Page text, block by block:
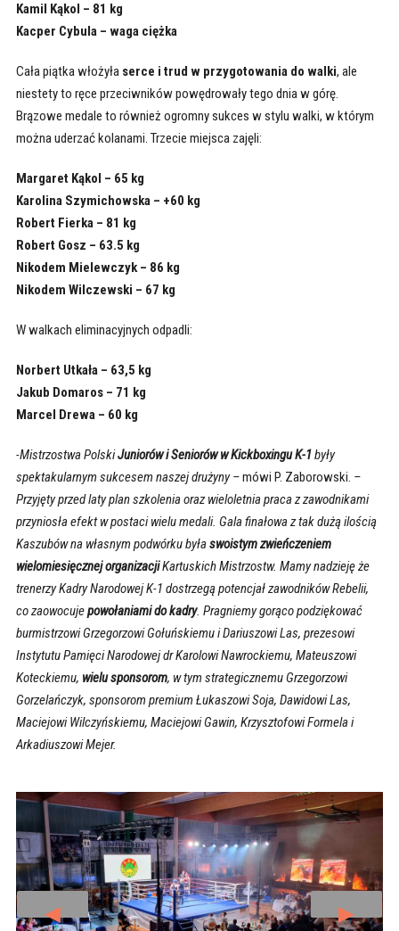
Kamil Kąkol – 81 kg
Kacper Cybula – waga ciężka
Cała piątka włożyła serce i trud w przygotowania do walki, ale
niestety to ręce przeciwników powędrowały tego dnia w górę.
Brązowe medale to również ogromny sukces w stylu walki, w którym
można uderzać kolanami. Trzecie miejsca zajęli:
Margaret Kąkol – 65 kg
Karolina Szymichowska – +60 kg
Robert Fierka – 81 kg
Robert Gosz – 63.5 kg
Nikodem Mielewczyk – 86 kg
Nikodem Wilczewski – 67 kg
W walkach eliminacyjnych odpadli:
Norbert Utkała – 63,5 kg
Jakub Domaros – 71 kg
Marcel Drewa – 60 kg
-Mistrzostwa PolskiJuniorów i Seniorów w Kickboxingu K-1były
spektakularnym sukcesem naszej drużyny –mówi P. Zaborowski. –
Przyjęty przed laty plan szkolenia oraz wieloletnia praca z zawodnikami
przyniosła efekt w postaci wielu medali. Gala finałowa z tak dużą ilością
Kaszubów na własnym podwórku byłaswoistym zwieńczeniem
wielomiesięcznej organizacjiKartuskich Mistrzostw. Mamy nadzieję że
trenerzy Kadry Narodowej K-1 dostrzegą potencjał zawodników Rebelii,
co zaowocujepowołaniami do kadry. Pragniemy gorąco podziękować
burmistrzowi Grzegorzowi Gołuńskiemu i Dariuszowi Las, prezesowi
Instytutu Pamięci Narodowej dr Karolowi Nawrockiemu, Mateuszowi
Koteckiemu, wielu sponsorom, w tym strategicznemu Grzegorzowi
Gorzelańczyk, sponsorom premium Łukaszowi Soja, Dawidowi Las,
Maciejowi Wilczyńskiemu, Maciejowi Gawin, Krzysztofowi Formela i
Arkadiuszowi Mejer.
◄ ►